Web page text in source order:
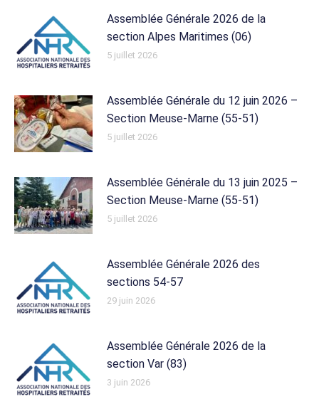
Assemblée Générale 2026 de la
section Alpes Maritimes (06)
5 juillet 2026
Assemblée Générale du 12 juin 2026 –
Section Meuse-Marne (55-51)
5 juillet 2026
Assemblée Générale du 13 juin 2025 –
Section Meuse-Marne (55-51)
5 juillet 2026
Assemblée Générale 2026 des
sections 54-57
29 juin 2026
Assemblée Générale 2026 de la
section Var (83)
3 juin 2026